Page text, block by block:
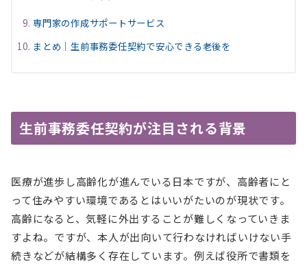
専門家の作成サポートサービス
まとめ｜生前事務委任契約で安心できる老後を
生前事務委任契約が注目される背景
医療が進歩し高齢化が進んでいる日本ですが、高齢者にと
って住みやすい環境であるとはいいがたいのが現状です。
高齢になると、気軽に外出することが難しくなっていきま
すよね。ですが、本人が出向いて行わなければいけない手
続きなどが結構多く存在しています。例えば役所で書類を